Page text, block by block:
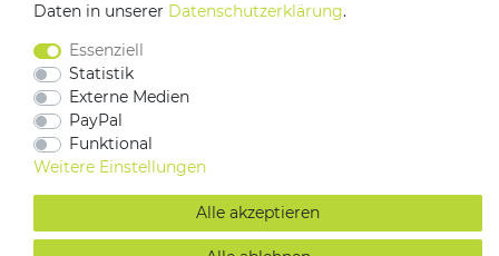
Barrierefreiheitserklärung
Vertrag widerrufen
Daten in unserer Daten­schutz­erklärung.
Essenziell
Statistik
Externe Medien
PayPal
Funktional
Weitere Einstellungen
Alle akzeptieren